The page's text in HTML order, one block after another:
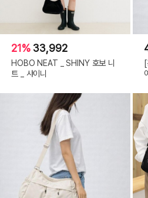
21% 33,992
HOBO NEAT _ SHINY 호보 니
트 _ 샤이니
[